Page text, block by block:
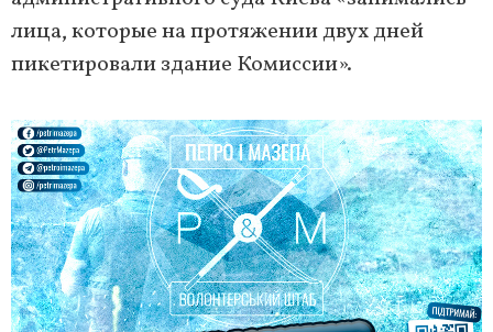
лица, которые на протяжении двух дней
пикетировали здание Комиссии».